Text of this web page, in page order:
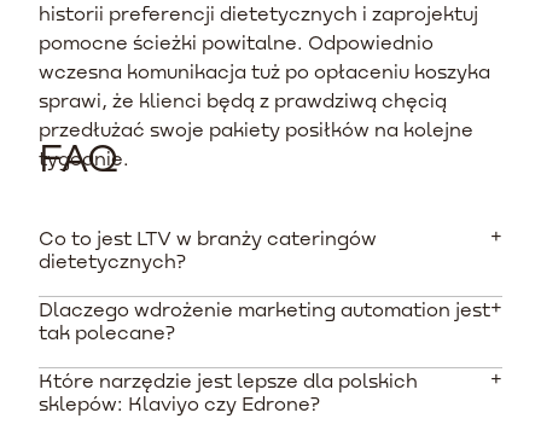
historii preferencji dietetycznych i zaprojektuj
pomocne ścieżki powitalne. Odpowiednio
wczesna komunikacja tuż po opłaceniu koszyka
sprawi, że klienci będą z prawdziwą chęcią
przedłużać swoje pakiety posiłków na kolejne
tygodnie.
FAQ
Co to jest LTV w branży cateringów
dietetycznych?
LTV (Customer Lifetime Value) to całkowity przychód
korzystania z danej marki. W dietach pudełkowych
zależy od długości opłaconej subskrypcji i powrotów.
Dlaczego wdrożenie marketing automation jest
tak polecane?
Narzędzia te pozwalają automatycznie reagować na
Które narzędzie jest lepsze dla polskich
sklepów: Klaviyo czy Edrone?